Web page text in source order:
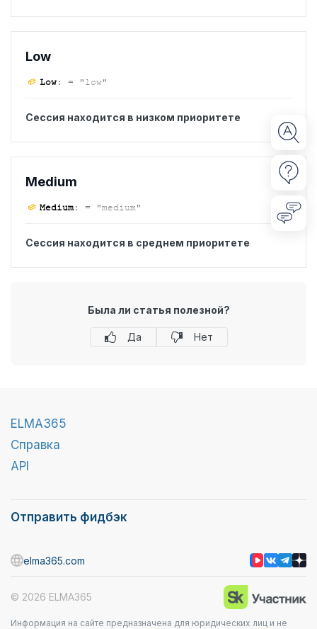
Low
Low: = "low"
Сессия находится в низком приоритете
Medium
Medium: = "medium"
Сессия находится в среднем приоритете
Была ли статья полезной?
Да Нет
ELMA365
Справка
API
Отправить фидбэк
Информация на сайте предназначена для юридических лиц и не
© 2026 ELMA365
elma365.com